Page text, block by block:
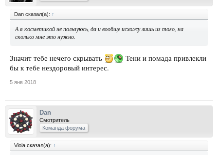
Dan сказал(а): ↑
А я косметикой не пользуюсь, да и вообще исхожу лишь из того, на
сколько мне это нужно.
Значит тебе нечего скрывать
Тени и помада привлекли
бы к тебе нездоровый интерес.
5 янв 2018
Dan
Смотритель
Команда форума
Viola сказал(а): ↑